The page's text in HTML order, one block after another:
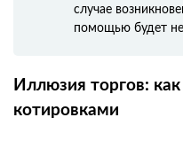
случае
помощью будет
Иллюзия торгов:
котировками